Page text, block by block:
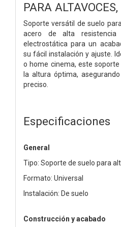
PARA
Soporte versátil de suelo
acero de alta
electrostática para un
su fácil instalación y ajuste.
o home cinema, este
la altura óptima,
preciso.
Especificaciones
General
Tipo: Soporte de suelo para
Formato: Universal
Instalación: De suelo
Construcción y acabado